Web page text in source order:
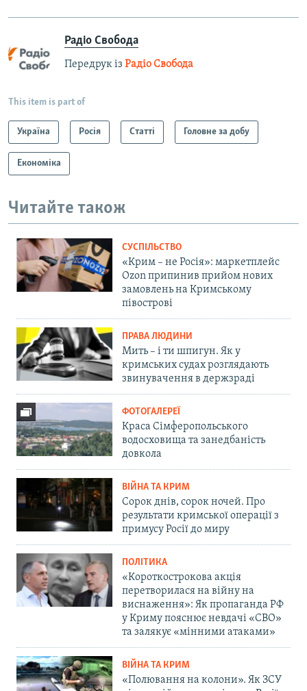
Радіо Свобода
Передрук із Радіо Свобода
This item is part of
Україна Росія Статті Головне за добу
Економіка
Читайте також
СУСПІЛЬСТВО
«Крим – не Росія»: маркетплейс
Ozon припинив прийом нових
замовлень на Кримському
півострові
ПРАВА ЛЮДИНИ
Мить – і ти шпигун. Як у
кримських судах розглядають
звинувачення в держзраді
ФОТОГАЛЕРЕЇ
Краса Сімферопольського
водосховища та занедбаність
довкола
ВІЙНА ТА КРИМ
Сорок днів, сорок ночей. Про
результати кримської операції з
примусу Росії до миру
ПОЛІТИКА
«Короткострокова акція
перетворилася на війну на
виснаження»: Як пропаганда РФ
у Криму пояснює невдачі «СВО»
та залякує «мінними атаками»
ВІЙНА ТА КРИМ
«Полювання на колони». Як ЗСУ